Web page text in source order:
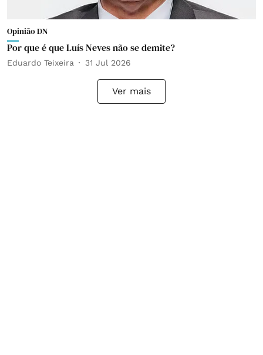
Opinião DN
Por que é que Luís Neves não se demite?
Eduardo Teixeira 31 Jul 2026
Ver mais